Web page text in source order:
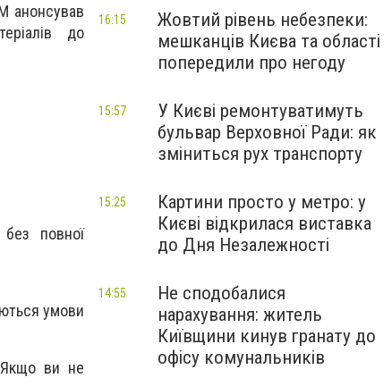
анонсував
до
повної
умови
Якщо ви не
Жовтий рівень небезпеки:
мешканців Києва та області
попередили про негоду
16:15
У Києві ремонтуватимуть
бульвар Верховної Ради: як
зміниться рух транспорту
15:57
Картини просто у метро: у
Києві відкрилася виставка
до Дня Незалежності
15:25
Не сподобалися
нарахування: житель
Київщини кинув гранату до
офісу комунальників
14:55